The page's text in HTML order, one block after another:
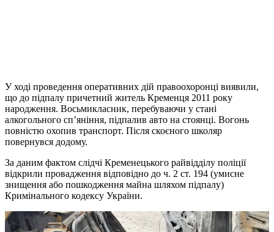
У ході проведення оперативних дій правоохоронці виявили,
що до підпалу причетний житель Кременця 2011 року
народження. Восьмикласник, перебуваючи у стані
алкогольного сп’яніння, підпалив авто на стоянці. Вогонь
повністю охопив транспорт. Після скоєного школяр
повернувся додому.
За даним фактом слідчі Кременецького райвідділу поліції
відкрили провадження відповідно до ч. 2 ст. 194 (умисне
знищення або пошкодження майна шляхом підпалу)
Кримінального кодексу України.